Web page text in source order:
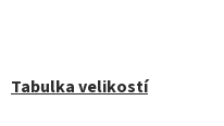
Tabulka velikostí